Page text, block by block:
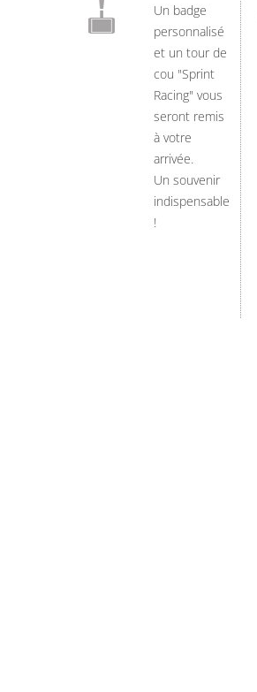
Un badge
personnalisé
et un tour de
cou "Sprint
Racing" vous
seront remis
à votre
arrivée.
Un souvenir
indispensable
!